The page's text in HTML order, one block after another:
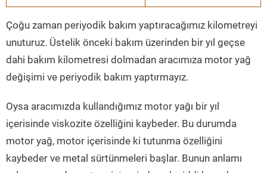
Çoğu zaman periyodik bakım yaptıracağımız kilometreyi
unuturuz. Üstelik önceki bakım üzerinden bir yıl geçse
dahi bakım kilometresi dolmadan aracımıza motor yağ
değişimi ve periyodik bakım yaptırmayız.
Oysa aracımızda kullandığımız motor yağı bir yıl
içerisinde viskozite özelliğini kaybeder. Bu durumda
motor yağ, motor içerisinde ki tutunma özelliğini
kaybeder ve metal sürtünmeleri başlar. Bunun anlamı